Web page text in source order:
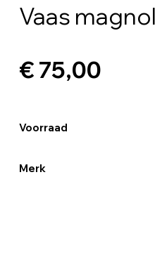
Vaas
€ 75,00
Voorraad
Merk